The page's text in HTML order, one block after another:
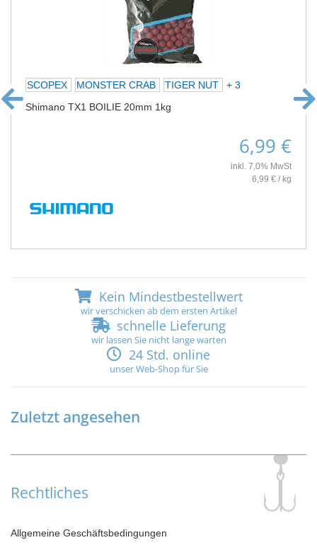
SCOPEX MONSTER CRAB TIGER NUT
+ 3
Shimano TX1 BOILIE 20mm 1kg
6,99 €
inkl. 7,0% MwSt
6,99 € / kg
Kein Mindestbestellwert
wir verschicken ab dem ersten Artikel
schnelle Lieferung
wir lassen Sie nicht lange warten
24 Std. online
unser Web-Shop für Sie
Zuletzt angesehen
Rechtliches
Allgemeine Geschäftsbedingungen